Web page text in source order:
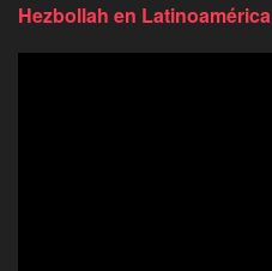
Hezbollah en Latinoamérica